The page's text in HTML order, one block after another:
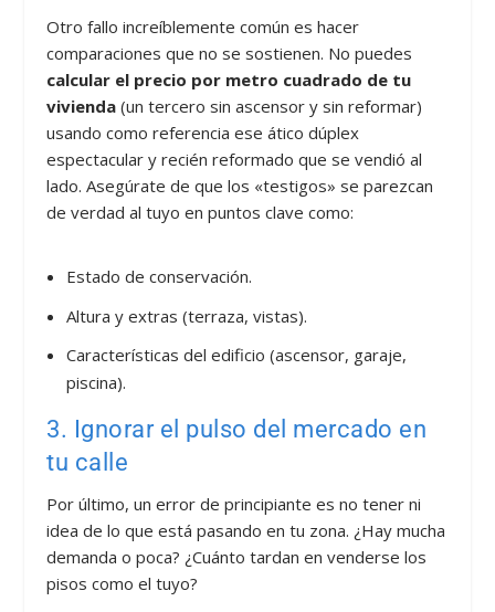
Otro fallo increíblemente común es hacer
comparaciones que no se sostienen. No puedes
calcular el precio por metro cuadrado de tu
vivienda (un tercero sin ascensor y sin reformar)
usando como referencia ese ático dúplex
espectacular y recién reformado que se vendió al
lado. Asegúrate de que los «testigos» se parezcan
de verdad al tuyo en puntos clave como:
Estado de conservación.
Altura y extras (terraza, vistas).
Características del edificio (ascensor, garaje,
piscina).
3. Ignorar el pulso del mercado en
tu calle
Por último, un error de principiante es no tener ni
idea de lo que está pasando en tu zona. ¿Hay mucha
demanda o poca? ¿Cuánto tardan en venderse los
pisos como el tuyo?